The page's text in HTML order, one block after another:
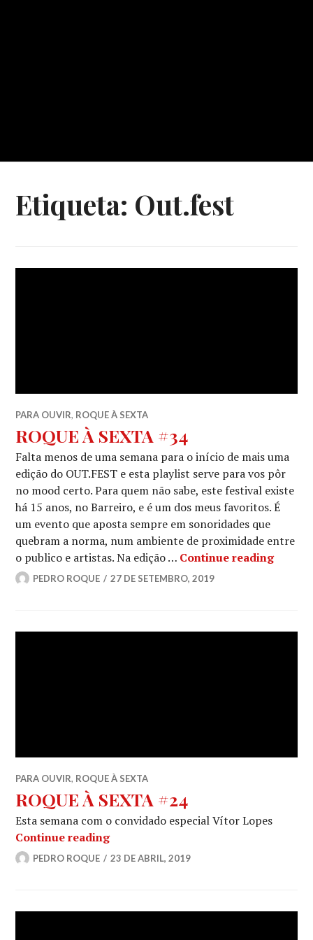
Etiqueta: Out.fest
PARA OUVIR, ROQUE À SEXTA
ROQUE À SEXTA #34
Falta menos de uma semana para o início de mais uma
edição do OUT.FEST e esta playlist serve para vos pôr
no mood certo. Para quem não sabe, este festival existe
há 15 anos, no Barreiro, e é um dos meus favoritos. É
um evento que aposta sempre em sonoridades que
quebram a norma, num ambiente de proximidade entre
o publico e artistas. Na edição … Continue reading
PEDRO ROQUE 27 DE SETEMBRO, 2019
PARA OUVIR, ROQUE À SEXTA
ROQUE À SEXTA #24
Esta semana com o convidado especial Vítor Lopes
Continue readingROQUE À SEXTA #24
PEDRO ROQUE 23 DE ABRIL, 2019